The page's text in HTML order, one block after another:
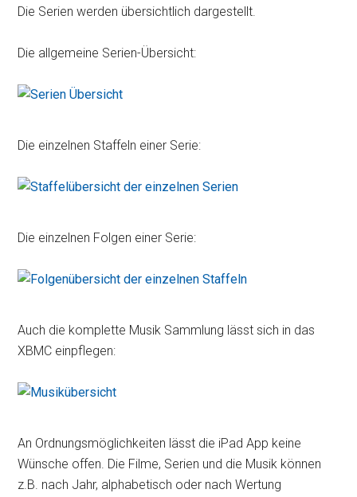
Die Serien werden übersichtlich dargestellt.
Die allgemeine Serien-Übersicht:
Die einzelnen Staffeln einer Serie:
Die einzelnen Folgen einer Serie:
Auch die komplette Musik Sammlung lässt sich in das
XBMC einpflegen:
An Ordnungsmöglichkeiten lässt die iPad App keine
Wünsche offen. Die Filme, Serien und die Musik können
z.B. nach Jahr, alphabetisch oder nach Wertung